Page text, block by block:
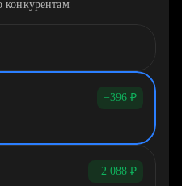
конкурентам
−396 ₽
−2 088 ₽